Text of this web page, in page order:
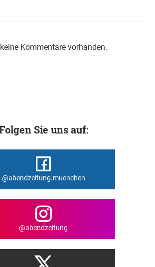
Kommentare vorhanden.
Sie uns auf:
@abendzeitung.muenchen
@abendzeitung